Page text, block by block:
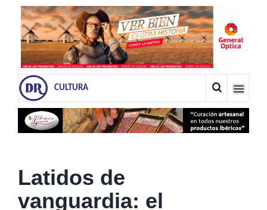
CULTURA
Latidos de
vanguardia: el